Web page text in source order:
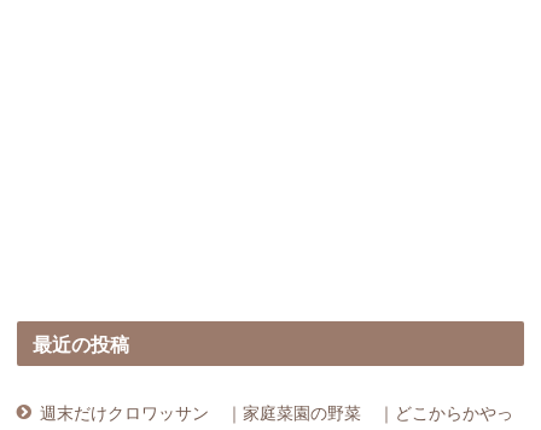
最近の投稿
週末だけクロワッサン ｜家庭菜園の野菜 ｜どこからかやっ